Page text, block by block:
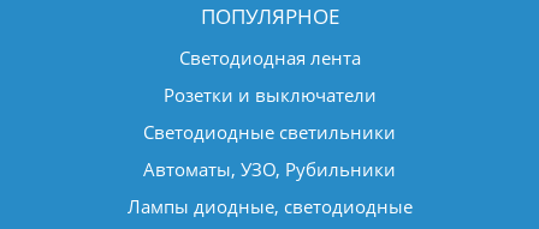
ПОПУЛЯРНОЕ
Светодиодная лента
Розетки и выключатели
Светодиодные светильники
Автоматы, УЗО, Рубильники
Лампы диодные, светодиодные